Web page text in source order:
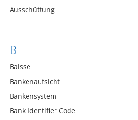
Ausschüttung
B
Baisse
Bankenaufsicht
Bankensystem
Bank Identifier Code